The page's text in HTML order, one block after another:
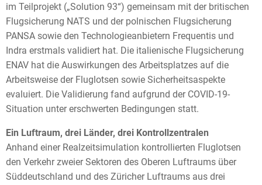
im Teilprojekt („Solution 93“) gemeinsam mit der britischen
Flugsicherung NATS und der polnischen Flugsicherung
PANSA sowie den Technologieanbietern Frequentis und
Indra erstmals validiert hat. Die italienische Flugsicherung
ENAV hat die Auswirkungen des Arbeitsplatzes auf die
Arbeitsweise der Fluglotsen sowie Sicherheitsaspekte
evaluiert. Die Validierung fand aufgrund der COVID-19-
Situation unter erschwerten Bedingungen statt.
Ein Luftraum, drei Länder, drei Kontrollzentralen
Anhand einer Realzeitsimulation kontrollierten Fluglotsen
den Verkehr zweier Sektoren des Oberen Luftraums über
Süddeutschland und des Züricher Luftraums aus drei